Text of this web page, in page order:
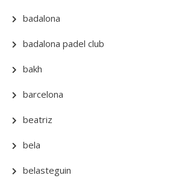
badalona
badalona padel club
bakh
barcelona
beatriz
bela
belasteguin